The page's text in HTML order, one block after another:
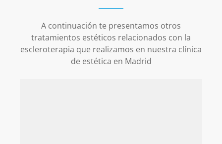
A continuación te presentamos otros
tratamientos estéticos relacionados con la
escleroterapia que realizamos en nuestra clínica
de estética en Madrid